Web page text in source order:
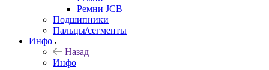
Ремни JCB
Подшипники
Пальцы/сегменты
Инфо
Назад
Инфо